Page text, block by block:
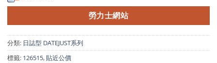
勞力士網站
分類: 日誌型 DATEJUST系列
標籤: 126515, 貼近公價